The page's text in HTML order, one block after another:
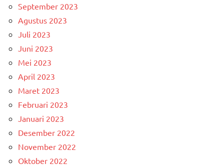
September 2023
Agustus 2023
Juli 2023
Juni 2023
Mei 2023
April 2023
Maret 2023
Februari 2023
Januari 2023
Desember 2022
November 2022
Oktober 2022